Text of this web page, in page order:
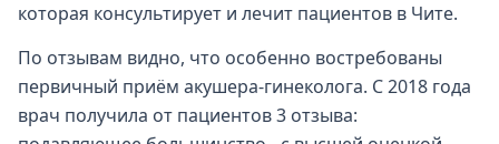
которая консультирует и лечит пациентов в Чите.
По отзывам видно, что особенно востребованы
первичный приём акушера-гинеколога. С 2018 года
врач получила от пациентов 3 отзыва: